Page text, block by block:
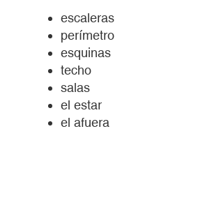
escaleras
perímetro
esquinas
techo
salas
el estar
el afuera